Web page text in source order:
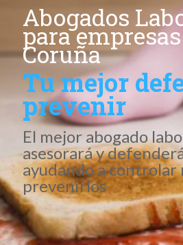
Abogados
para
Coruña
Tu mejor
prevenir
El mejor abogado
asesorará y
ayudando a controlar
prevenirlos